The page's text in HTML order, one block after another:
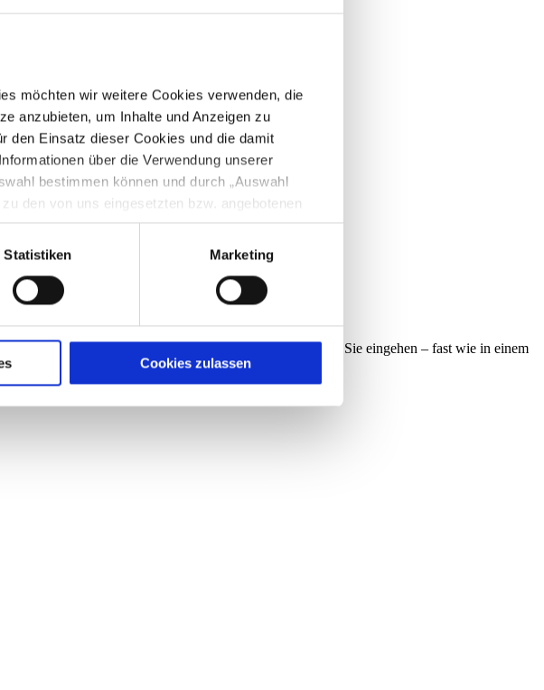
möchten wir weitere Cookies verwenden, die
anzubieten, um Inhalte und Anzeigen zu
den Einsatz dieser Cookies und die damit
über die Verwendung unserer
bestimmen können und durch „Auswahl
den von uns eingesetzten bzw. angebotenen
akzeptieren, willigen Sie zugleich gem. Art.
des jeweiligen Cookies entstehenden
Statistiken Marketing
Cookies zulassen
fördern den Austausch. Ihr Trainer kann noch besser auf Sie eingehen – fast wie in einem